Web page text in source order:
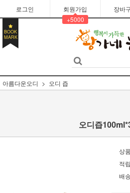
로그인
회원가입
+5000
장바
BOOK
MARK
아름다운오디 오디 즙
오디즙
상
적
배